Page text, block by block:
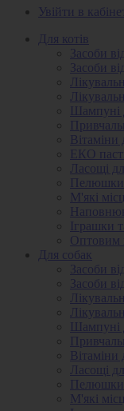
Увійти в кабінет
Для котів
Засоби
Засоби
Шампуні
Вітаміни
ЕКО
Ласощі
Пелюшки
М'які
Іграшки
Оптовим
Для собак
Засоби
Засоби
Шампуні
Вітаміни
Ласощі
Пелюшки
М'які